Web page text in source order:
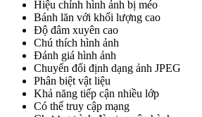
Hiệu chỉnh hình ảnh bị méo
Bánh lăn với khối lượng cao
Độ đâm xuyên cao
Chú thích hình ảnh
Đánh giá hình ảnh
Chuyển đổi định dạng ảnh JPEG
Phân biệt vật liệu
Khả năng tiếp cận nhiều lớp
Có thể truy cập mạng